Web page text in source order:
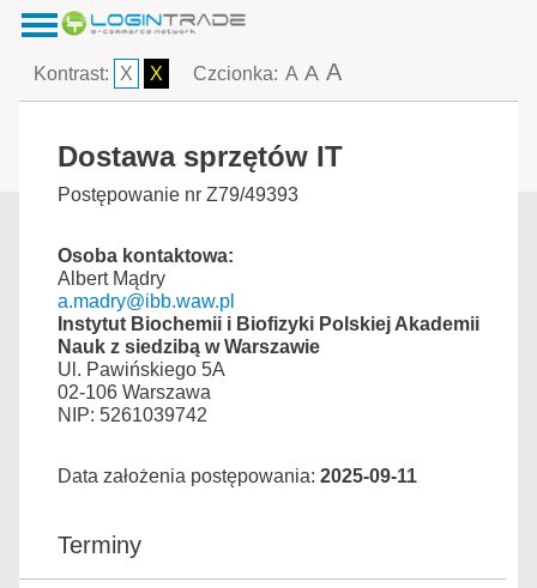
Kontrast: X X Czcionka: A A A
Dostawa sprzętów IT
Postępowanie nr Z79/49393
Osoba kontaktowa:
Albert Mądry
a.madry@ibb.waw.pl
Instytut Biochemii i Biofizyki Polskiej Akademii
Nauk z siedzibą w Warszawie
Ul. Pawińskiego 5A
02-106 Warszawa
NIP: 5261039742
Data założenia postępowania: 2025-09-11
Terminy